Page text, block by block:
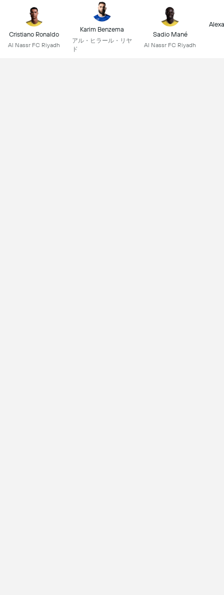
Cristiano Ronaldo
Al Nassr FC Riyadh
Karim Benzema
アル・ヒラール・リヤ
ド
Sadio Mané
Al Nassr FC Riyadh